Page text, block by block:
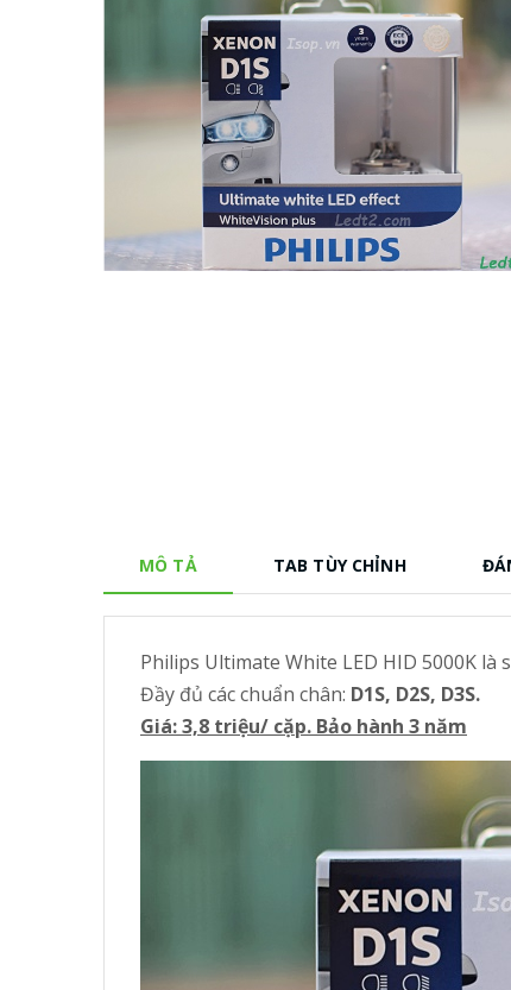
MÔ TẢ TAB TÙY CHỈNH
Philips Ultimate White LED HID 5000K
Đầy đủ các chuẩn chân: D1S, D2S, D3S.
Giá: 3,8 triệu/ cặp. Bảo hành 3 năm